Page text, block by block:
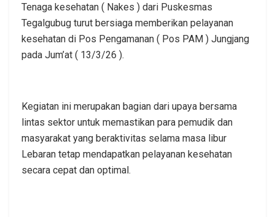
Tenaga kesehatan ( Nakes ) dari Puskesmas
Tegalgubug turut bersiaga memberikan pelayanan
kesehatan di Pos Pengamanan ( Pos PAM ) Jungjang
pada Jum’at ( 13/3/26 ).
Kegiatan ini merupakan bagian dari upaya bersama
lintas sektor untuk memastikan para pemudik dan
masyarakat yang beraktivitas selama masa libur
Lebaran tetap mendapatkan pelayanan kesehatan
secara cepat dan optimal.